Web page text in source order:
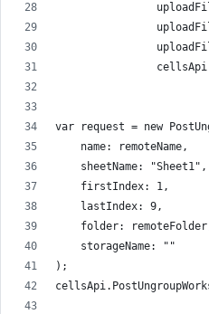
var request = new
    name: remoteName,
    sheetName: "Sheet1",
    firstIndex: 1,
    lastIndex: 9,
folder:
    storageName: ""
);